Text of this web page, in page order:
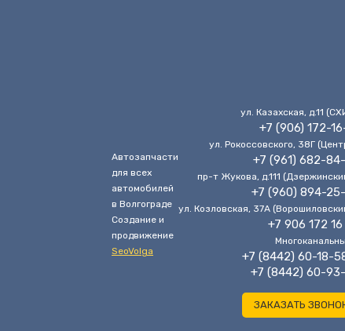
Автозапчасти
для всех
автомобилей
в Волгограде
Cоздание и
продвижение
SeoVolga
ул. Казахская, д.11
+7 (906) 172-
ул. Рокоссовского, 38Г
+7 (961) 682-
пр-т Жукова, д.111
+7 (960) 894-
ул. Козловская, 37А
+7 906 172
+7 (8442) 60-18-
+7 (8442) 60-
ЗАКАЗАТЬ